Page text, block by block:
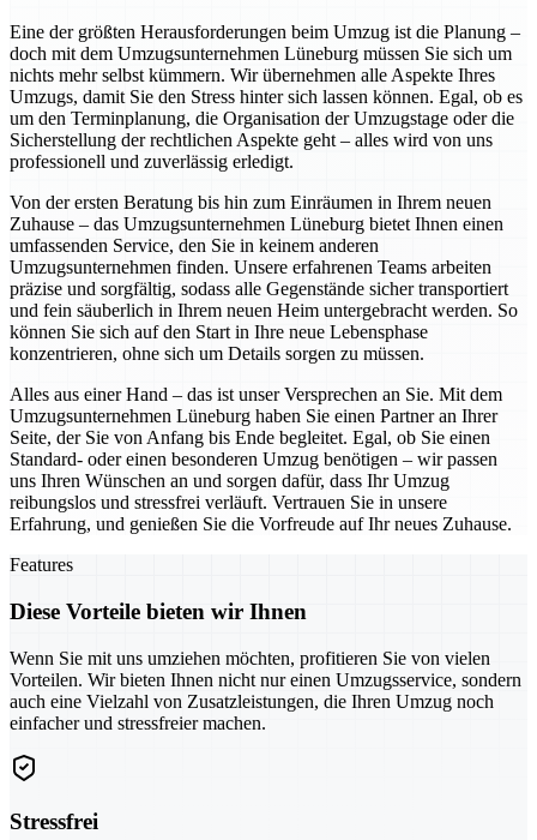
Eine der größten Herausforderungen beim Umzug ist die Planung –
doch mit dem Umzugsunternehmen Lüneburg müssen Sie sich um
nichts mehr selbst kümmern. Wir übernehmen alle Aspekte Ihres
Umzugs, damit Sie den Stress hinter sich lassen können. Egal, ob es
um den Terminplanung, die Organisation der Umzugstage oder die
Sicherstellung der rechtlichen Aspekte geht – alles wird von uns
professionell und zuverlässig erledigt.
Von der ersten Beratung bis hin zum Einräumen in Ihrem neuen
Zuhause – das Umzugsunternehmen Lüneburg bietet Ihnen einen
umfassenden Service, den Sie in keinem anderen
Umzugsunternehmen finden. Unsere erfahrenen Teams arbeiten
präzise und sorgfältig, sodass alle Gegenstände sicher transportiert
und fein säuberlich in Ihrem neuen Heim untergebracht werden. So
können Sie sich auf den Start in Ihre neue Lebensphase
konzentrieren, ohne sich um Details sorgen zu müssen.
Alles aus einer Hand – das ist unser Versprechen an Sie. Mit dem
Umzugsunternehmen Lüneburg haben Sie einen Partner an Ihrer
Seite, der Sie von Anfang bis Ende begleitet. Egal, ob Sie einen
Standard- oder einen besonderen Umzug benötigen – wir passen
uns Ihren Wünschen an und sorgen dafür, dass Ihr Umzug
reibungslos und stressfrei verläuft. Vertrauen Sie in unsere
Erfahrung, und genießen Sie die Vorfreude auf Ihr neues Zuhause.
Features
Diese Vorteile bieten wir Ihnen
Wenn Sie mit uns umziehen möchten, profitieren Sie von vielen
Vorteilen. Wir bieten Ihnen nicht nur einen Umzugsservice, sondern
auch eine Vielzahl von Zusatzleistungen, die Ihren Umzug noch
einfacher und stressfreier machen.
Stressfrei